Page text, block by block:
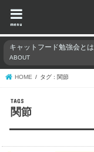
menu
キャットフード勉強会とは
ABOUT
HOME タグ : 関節
関節